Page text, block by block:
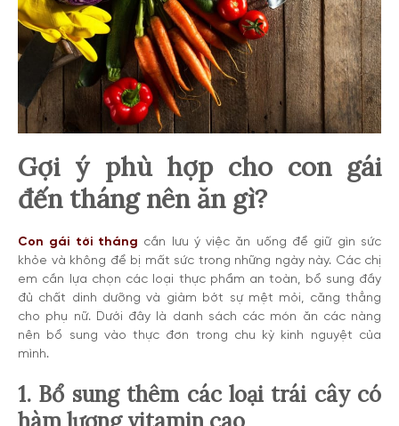
Gợi ý phù hợp cho con gái
đến tháng nên ăn gì?
Con gái tới tháng cần lưu ý việc ăn uống để giữ gìn sức
khỏe và không để bị mất sức trong những ngày này. Các chị
em cần lựa chọn các loại thực phẩm an toàn, bổ sung đầy
đủ chất dinh dưỡng và giảm bớt sự mệt mỏi, căng thẳng
cho phụ nữ. Dưới đây là danh sách các món ăn các nàng
nên bổ sung vào thực đơn trong chu kỳ kinh nguyệt của
mình.
1. Bổ sung thêm các loại trái cây có